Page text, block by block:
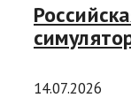
14.07.2026